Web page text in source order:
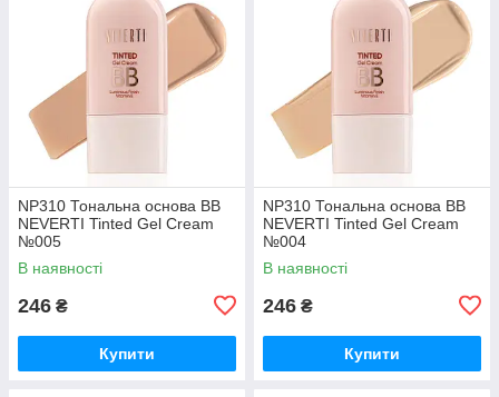
NP310 Тональна основа BB
NEVERTI Tinted Gel Cream
№005
В наявності
246 ₴
Купити
NP310 Тональна основа BB
NEVERTI Tinted Gel Cream
№004
В наявності
246 ₴
Купити